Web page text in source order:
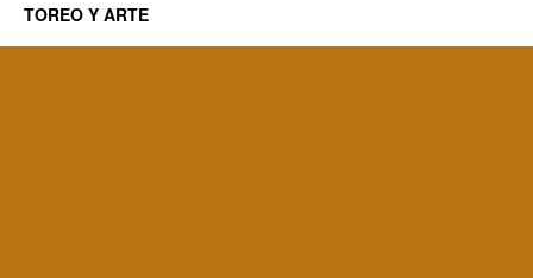
TOREO Y ARTE